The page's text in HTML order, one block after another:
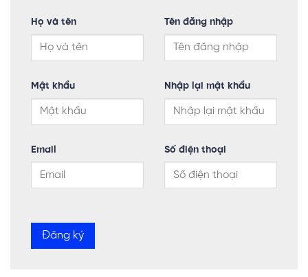
Họ và tên Tên đăng nhập
Mật khẩu Nhập lại mật khẩu
Email Số điện thoại
Đăng ký